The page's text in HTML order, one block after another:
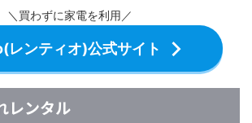
＼買わずに家電を利用／
レンティオ)公式サイト
レンタル